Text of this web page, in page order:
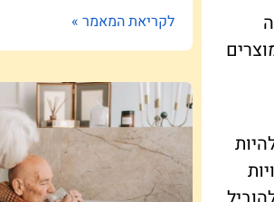
לקריאת המאמר »